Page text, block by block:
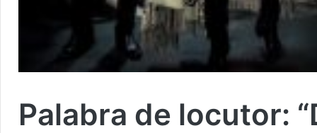
Palabra de locutor: